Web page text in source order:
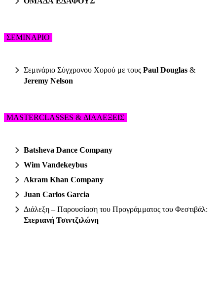
ΣΕΜΙΝΑΡΙΟ
Σεμινάριο Σύγχρονου Χορού με τους Paul Douglas &
Jeremy Nelson
MASTERCLASSES & ΔΙΑΛΕΞΕΙΣ
Batsheva Dance Company
Wim Vandekeybus
Akram Khan Company
Juan Carlos Garcia
Διάλεξη – Παρουσίαση του Προγράμματος του Φεστιβάλ:
Στεριανή Τσιντζιλώνη